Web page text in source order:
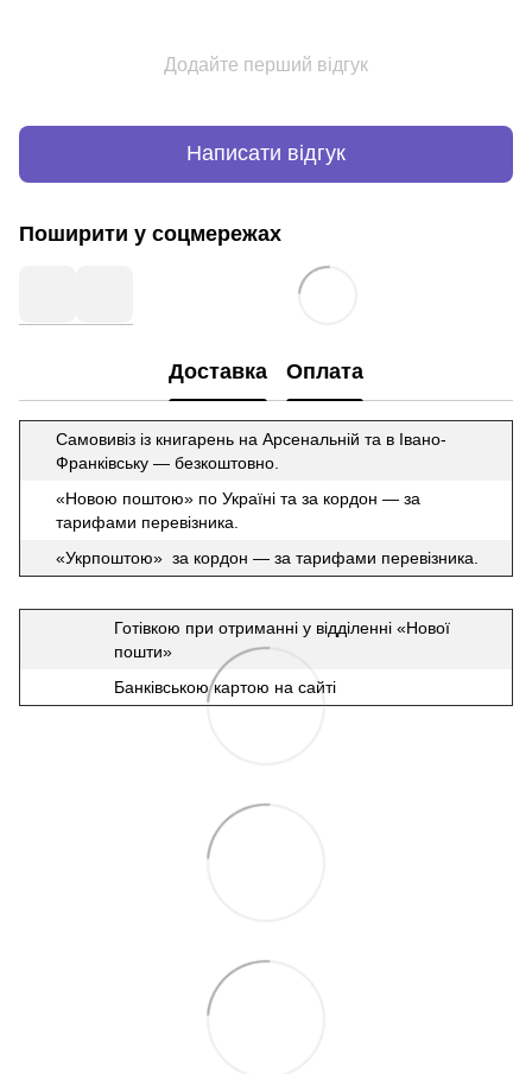
Додайте перший відгук
Написати відгук
Поширити у соцмережах
Доставка Оплата
Самовивіз із книгарень на Арсенальній та в Івано-
Франківську — безкоштовно.
«Новою поштою» по Україні та за кордон — за
тарифами перевізника.
«Укрпоштою» за кордон — за тарифами перевізника.
Готівкою при отриманні у відділенні «Нової
пошти»
Банківською картою на сайті